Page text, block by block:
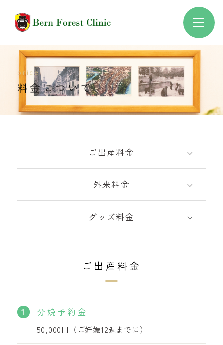
price
料金について
ご出産料金
外来料金
グッズ料金
ご出産料金
1 分娩予約金
50,000円（ご妊娠12週までに）